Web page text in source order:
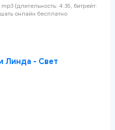
mp3 (длительность: 4:35, битрейт:
онлайн бесплатно
Линда - Свет